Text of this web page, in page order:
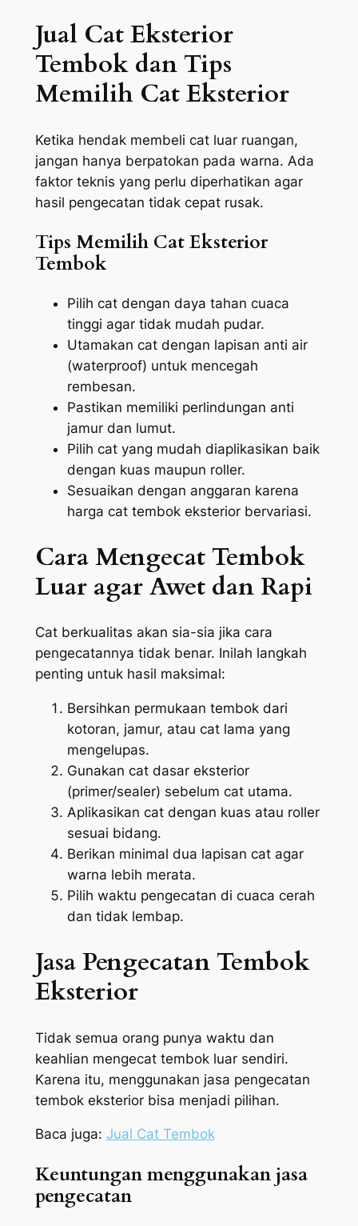
Jual Cat Eksterior
Tembok dan Tips
Memilih Cat Eksterior
Ketika hendak membeli cat luar ruangan,
jangan hanya berpatokan pada warna. Ada
faktor teknis yang perlu diperhatikan agar
hasil pengecatan tidak cepat rusak.
Tips Memilih Cat Eksterior
Tembok
Pilih cat dengan daya tahan cuaca
tinggi agar tidak mudah pudar.
Utamakan cat dengan lapisan anti air
(waterproof) untuk mencegah
rembesan.
Pastikan memiliki perlindungan anti
jamur dan lumut.
Pilih cat yang mudah diaplikasikan baik
dengan kuas maupun roller.
Sesuaikan dengan anggaran karena
harga cat tembok eksterior bervariasi.
Cara Mengecat Tembok
Luar agar Awet dan Rapi
Cat berkualitas akan sia-sia jika cara
pengecatannya tidak benar. Inilah langkah
penting untuk hasil maksimal:
Bersihkan permukaan tembok dari
kotoran, jamur, atau cat lama yang
mengelupas.
Gunakan cat dasar eksterior
(primer/sealer) sebelum cat utama.
Aplikasikan cat dengan kuas atau roller
sesuai bidang.
Berikan minimal dua lapisan cat agar
warna lebih merata.
Pilih waktu pengecatan di cuaca cerah
dan tidak lembap.
Jasa Pengecatan Tembok
Eksterior
Tidak semua orang punya waktu dan
keahlian mengecat tembok luar sendiri.
Karena itu, menggunakan jasa pengecatan
tembok eksterior bisa menjadi pilihan.
Baca juga: Jual Cat Tembok
Keuntungan menggunakan jasa
pengecatan